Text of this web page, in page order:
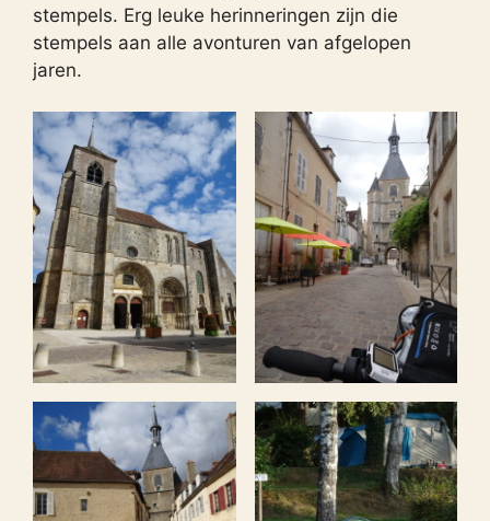
stempels. Erg leuke herinneringen zijn die
stempels aan alle avonturen van afgelopen
jaren.